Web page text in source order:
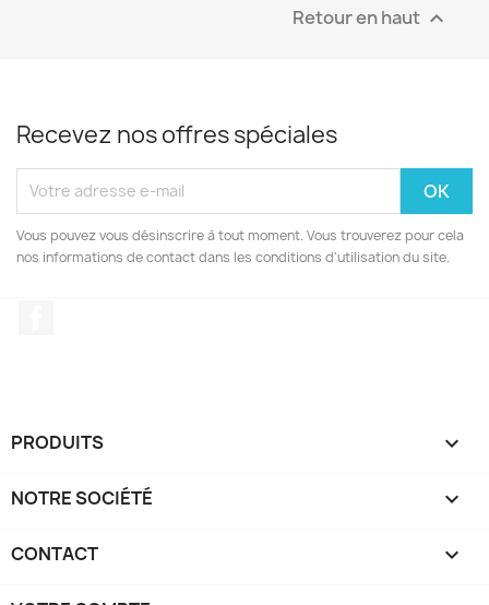
Retour en haut 
Recevez nos offres spéciales
Vous pouvez vous désinscrire à tout moment. Vous trouverez pour cela
nos informations de contact dans les conditions d'utilisation du site.
PRODUITS 
NOTRE SOCIÉTÉ 
CONTACT 